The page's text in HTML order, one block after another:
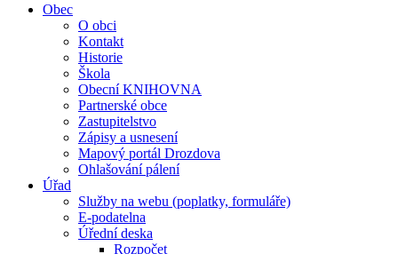
Obec
O obci
Kontakt
Historie
Škola
Obecní KNIHOVNA
Partnerské obce
Zastupitelstvo
Zápisy a usnesení
Mapový portál Drozdova
Ohlašování pálení
Úřad
Služby na webu (poplatky, formuláře)
E-podatelna
Úřední deska
Rozpočet